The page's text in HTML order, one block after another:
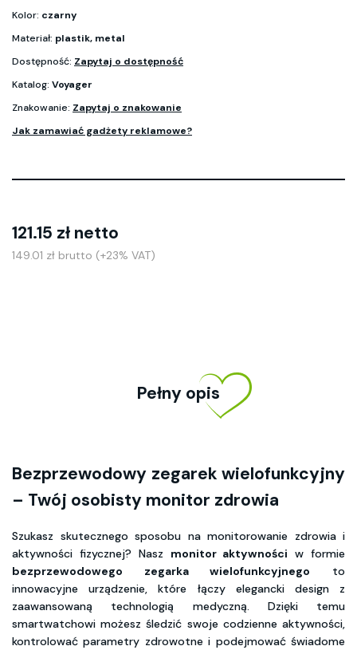
Kolor: czarny
Materiał: plastik, metal
Dostępność: Zapytaj o dostępność
Katalog: Voyager
Znakowanie: Zapytaj o znakowanie
Jak zamawiać gadżety reklamowe?
121.15 zł netto
149.01 zł brutto (+23% VAT)
Pełny opis
Bezprzewodowy zegarek wielofunkcyjny
– Twój osobisty monitor zdrowia
Szukasz skutecznego sposobu na monitorowanie zdrowia i
aktywności fizycznej? Nasz monitor aktywności w formie
bezprzewodowego zegarka wielofunkcyjnego to
innowacyjne urządzenie, które łączy elegancki design z
zaawansowaną technologią medyczną. Dzięki temu
smartwatchowi możesz śledzić swoje codzienne aktywności,
kontrolować parametry zdrowotne i podejmować świadome